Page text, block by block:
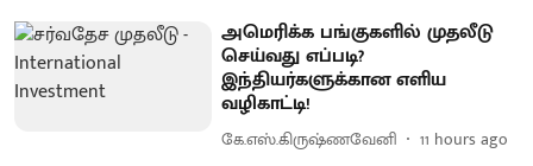
அமெரிக்க பங்குகளில் முதலீடு
செய்வது எப்படி?
இந்தியர்களுக்கான எளிய
வழிகாட்டி!
கே.எஸ்.கிருஷ்ணவேனி 11 hours ago